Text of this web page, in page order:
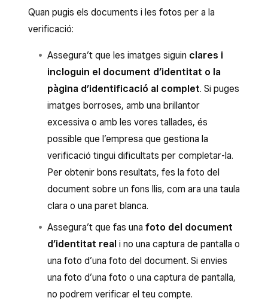
Quan pugis els documents i les fotos per a la
verificació:
Assegura’t que les imatges siguin clares i
incloguin el document d’identitat o la
pàgina d’identificació al complet. Si puges
imatges borroses, amb una brillantor
excessiva o amb les vores tallades, és
possible que l’empresa que gestiona la
verificació tingui dificultats per completar-la.
Per obtenir bons resultats, fes la foto del
document sobre un fons llis, com ara una taula
clara o una paret blanca.
Assegura’t que fas una foto del document
d’identitat real i no una captura de pantalla o
una foto d’una foto del document. Si envies
una foto d’una foto o una captura de pantalla,
no podrem verificar el teu compte.